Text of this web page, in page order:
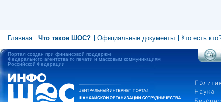
Главная Что такое ШОС? Официальные документы Кто есть кто?
Портал создан при финансовой поддержке
Федерального агентства по печати и массовым коммуникациям
Российской Федерации